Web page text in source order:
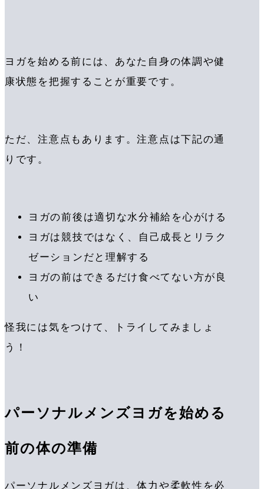
ヨガを始める前には、あなた自身の体調や健
康状態を把握することが重要です。
ただ、注意点もあります。注意点は下記の通
りです。
ヨガの前後は適切な水分補給を心がける
ヨガは競技ではなく、自己成長とリラク
ゼーションだと理解する
ヨガの前はできるだけ食べてない方が良
い
怪我には気をつけて、トライしてみましょ
う！
パーソナルメンズヨガを始める
前の体の準備
パーソナルメンズヨガは、体力や柔軟性を必